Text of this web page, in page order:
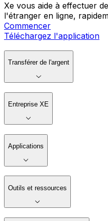
Xe vous aide à effectuer
l'étranger en ligne,
Commencer
Téléchargez l'application
Transférer de l'argent
Entreprise XE
Applications
Outils et ressources